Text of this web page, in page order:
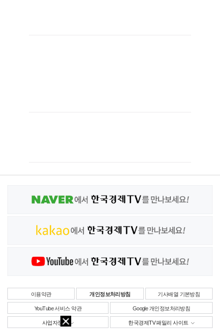
이용약관 개인정보처리방침 기사배열 기본방침
YouTube 서비스 약관 Google 개인정보처리방침
사업자정보 한국경제TV 패밀리 사이트